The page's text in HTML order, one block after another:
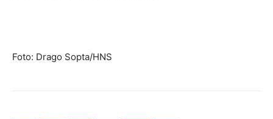
Foto: Drago Sopta/HNS